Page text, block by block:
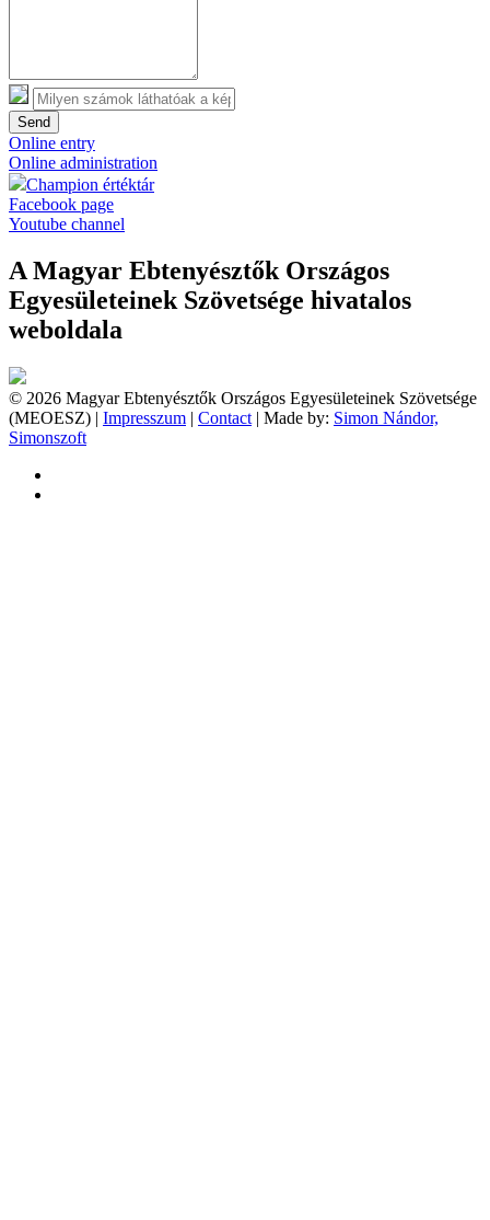
Send
Online entry
Online administration
Champion értéktár
Facebook page
Youtube channel
A Magyar Ebtenyésztők Országos
Egyesületeinek Szövetsége hivatalos
weboldala
© 2026 Magyar Ebtenyésztők Országos Egyesületeinek Szövetsége
(MEOESZ) | Impresszum | Contact | Made by: Simon Nándor,
Simonszoft